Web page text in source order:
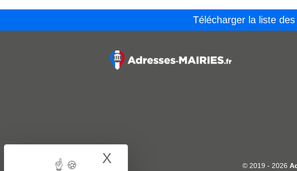
Télécharger la liste
© 2019 - 2026
X